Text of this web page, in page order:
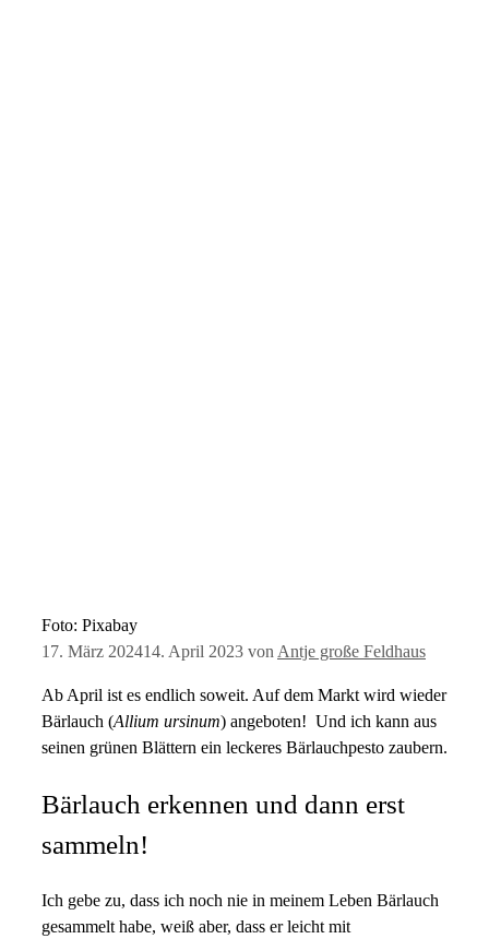
Foto: Pixabay
17. März 202414. April 2023 von Antje große Feldhaus
Ab April ist es endlich soweit. Auf dem Markt wird wieder
Bärlauch (Allium ursinum) angeboten! Und ich kann aus
seinen grünen Blättern ein leckeres Bärlauchpesto zaubern.
Bärlauch erkennen und dann erst
sammeln!
Ich gebe zu, dass ich noch nie in meinem Leben Bärlauch
gesammelt habe, weiß aber, dass er leicht mit